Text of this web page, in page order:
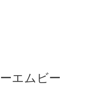
エムビー